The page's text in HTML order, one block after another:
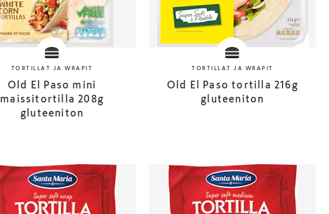
TORTILLAT JA WRAPIT
Old El Paso mini
maissitortilla 208g
gluteeniton
TORTILLAT JA WRAPIT
Old El Paso tortilla 216g
gluteeniton